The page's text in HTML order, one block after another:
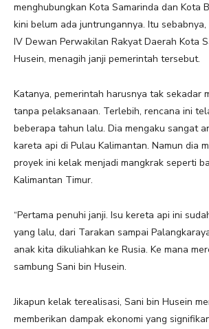
menghubungkan Kota Samarinda dan Kota
kini belum ada juntrungannya. Itu sebabnya,
IV Dewan Perwakilan Rakyat Daerah Kota
Husein, menagih janji pemerintah tersebut.
Katanya, pemerintah harusnya tak sekadar
tanpa pelaksanaan. Terlebih, rencana ini
beberapa tahun lalu. Dia mengaku sangat
kareta api di Pulau Kalimantan. Namun dia
proyek ini kelak menjadi mangkrak seperti
Kalimantan Timur.
“Pertama penuhi janji. Isu kereta api ini
yang lalu, dari Tarakan sampai
anak kita dikuliahkan ke Rusia. Ke mana
sambung Sani bin Husein.
Jikapun kelak terealisasi, Sani bin Husein
memberikan dampak ekonomi yang